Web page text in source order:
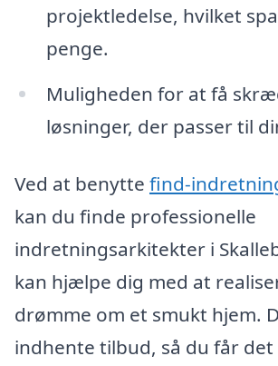
projektledelse, hvilket
penge.
Muligheden for at få
løsninger, der passer til
Ved at benytte find-
kan du finde professionelle
indretningsarkitekter i
kan hjælpe dig med at
drømme om et smukt hjem.
indhente tilbud, så du får